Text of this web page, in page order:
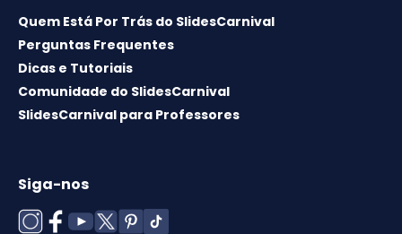
Quem Está Por Trás do SlidesCarnival
Perguntas Frequentes
Dicas e Tutoriais
Comunidade do SlidesCarnival
SlidesCarnival para Professores
Siga-nos